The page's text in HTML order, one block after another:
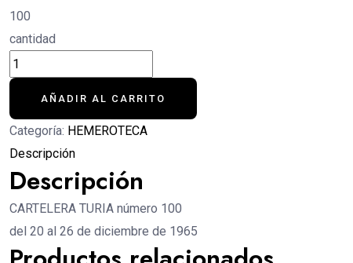
100
cantidad
AÑADIR AL CARRITO
Categoría: HEMEROTECA
Descripción
Descripción
CARTELERA TURIA número 100
del 20 al 26 de diciembre de 1965